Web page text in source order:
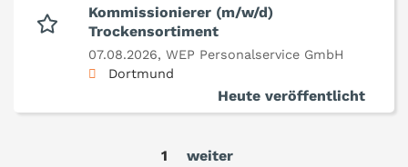
Kommissionierer (m/w/d)
Trockensortiment
07.08.2026, WEP Personalservice GmbH
Dortmund
Heute veröffentlicht
1 weiter